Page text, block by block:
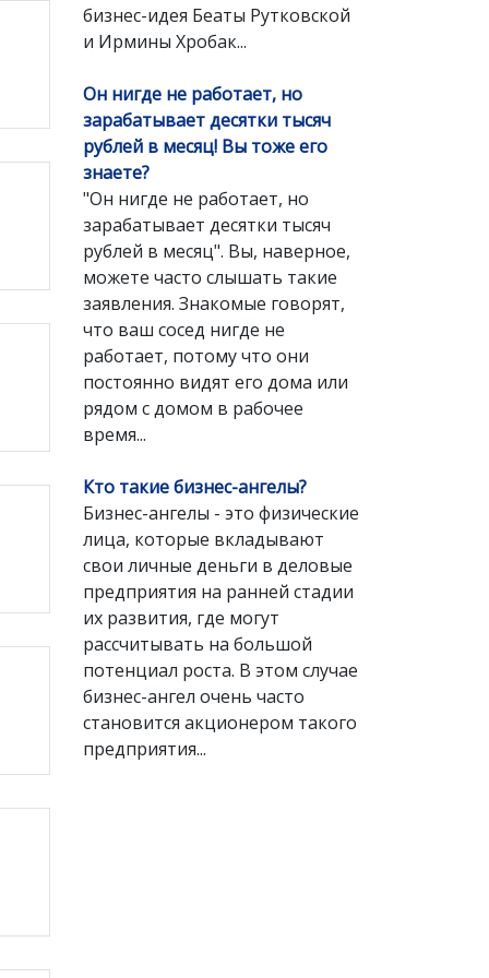
бизнес-идея Беаты Рутковской
и Ирмины Хробак...
Он нигде не работает, но
зарабатывает десятки тысяч
рублей в месяц! Вы тоже его
знаете?
"Он нигде не работает, но
зарабатывает десятки тысяч
рублей в месяц". Вы, наверное,
можете часто слышать такие
заявления. Знакомые говорят,
что ваш сосед нигде не
работает, потому что они
постоянно видят его дома или
рядом с домом в рабочее
время...
Кто такие бизнес-ангелы?
Бизнес-ангелы - это физические
лица, которые вкладывают
свои личные деньги в деловые
предприятия на ранней стадии
их развития, где могут
рассчитывать на большой
потенциал роста. В этом случае
бизнес-ангел очень часто
становится акционером такого
предприятия...